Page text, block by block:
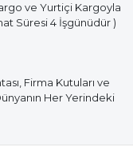
ve Yurtiçi Kargoyla
Süresi 4 İşgünüdür )
Firma Kutuları ve
Her Yerindeki